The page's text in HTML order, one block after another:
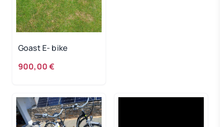
Goast E- bike
900,00 €